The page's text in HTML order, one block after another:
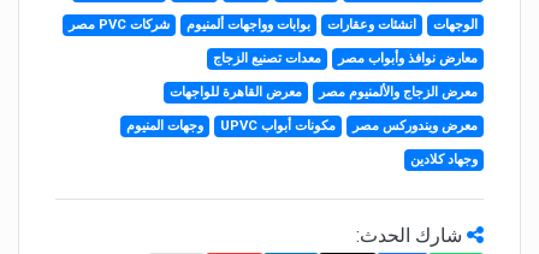
الوجهات انشئات وعقارات بوابات وواجهات ألمنيوم شركات PVC مصر
معارض نوافذ وأبواب مصر معدات تصنيع الزجاج
معرض الزجاج والألمنيوم مصر معرض القاهرة للواجهات
معرض ويندوركس مصر مكونات أبواب UPVC وجهات المنيوم
وجهاد كلادين
شارك الحدث: